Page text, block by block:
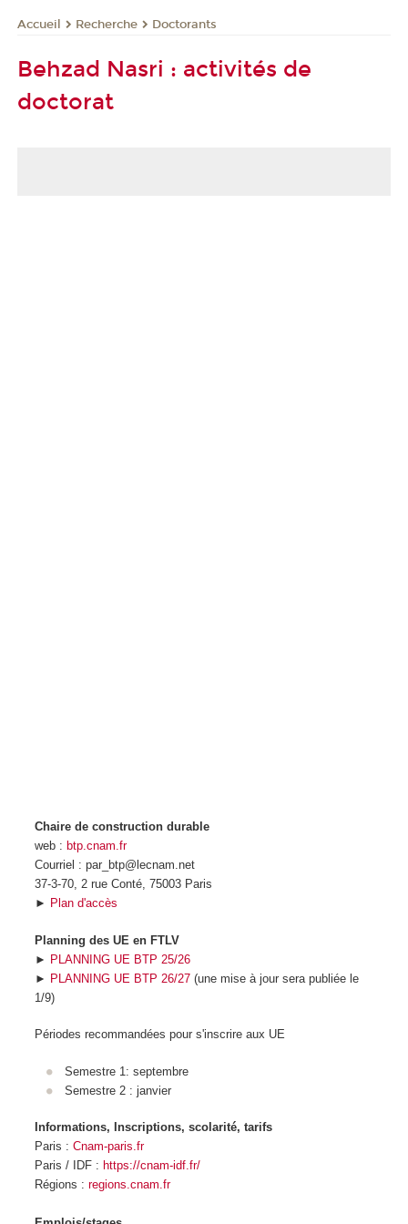
Accueil Recherche Doctorants
Behzad Nasri : activités de
doctorat
Chaire de construction durable
web : btp.cnam.fr
Courriel : par_btp@lecnam.net
37-3-70, 2 rue Conté, 75003 Paris
► Plan d'accès
Planning des UE en FTLV
► PLANNING UE BTP 25/26
► PLANNING UE BTP 26/27 (une mise à jour sera publiée le
1/9)
Périodes recommandées pour s'inscrire aux UE
Semestre 1: septembre
Semestre 2 : janvier
Informations, Inscriptions, scolarité, tarifs
Paris : Cnam-paris.fr
Paris / IDF : https://cnam-idf.fr/
Régions : regions.cnam.fr